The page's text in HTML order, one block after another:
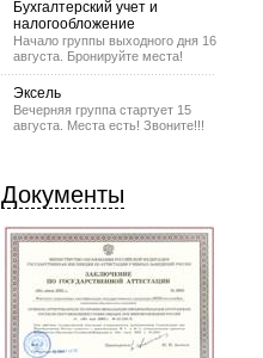
Бухгалтерский учет и
налогообложение
Начало группы выходного дня 16
августа. Бронируйте места!
Эксель
Вечерняя группа стартует 15
августа. Места есть! Звоните!!!
Документы